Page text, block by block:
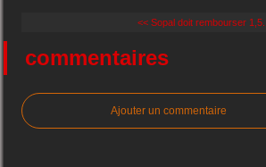
<< Sopal doit rembourser 1,5...
commentaires
Ajouter un commentaire